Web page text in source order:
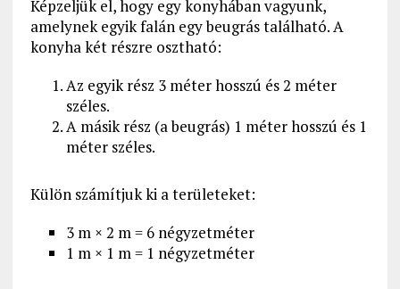
Képzeljük el, hogy egy konyhában vagyunk,
amelynek egyik falán egy beugrás található. A
konyha két részre osztható:
Az egyik rész 3 méter hosszú és 2 méter
széles.
A másik rész (a beugrás) 1 méter hosszú és 1
méter széles.
Külön számítjuk ki a területeket:
3 m × 2 m = 6 négyzetméter
1 m × 1 m = 1 négyzetméter